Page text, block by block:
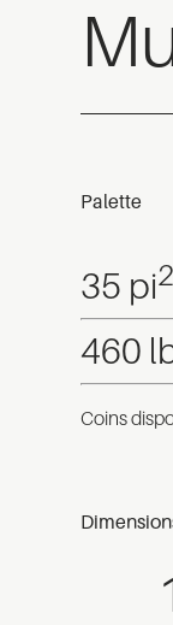
Palette
35 pi2
460
Coins